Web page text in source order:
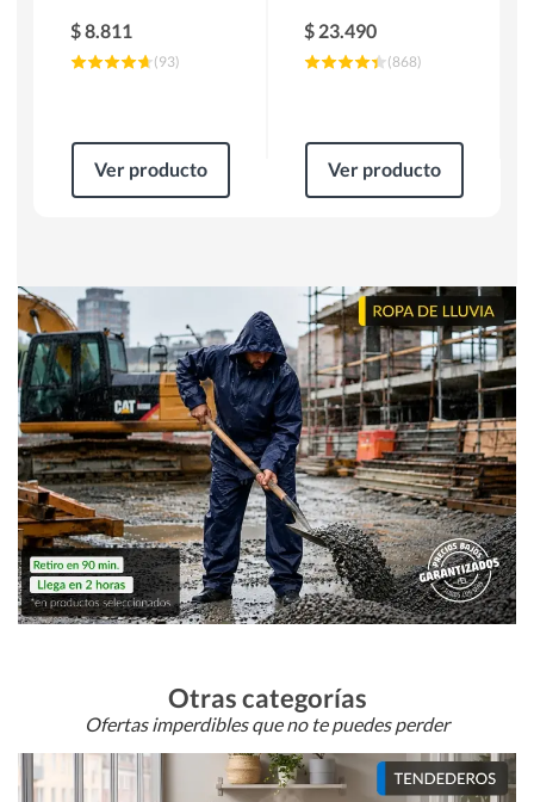
$8.811
(93)
Ver producto
$ 23.490
(868)
Ver producto
Otras categorías
Ofertas imperdibles que no te puedes perder